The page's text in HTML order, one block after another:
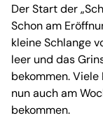
Der Start der
Schon am
kleine Schlange
leer und das
bekommen.
nun auch am
bekommen.